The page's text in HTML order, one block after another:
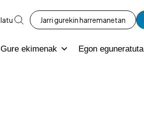
Jarri gurekin harremanetan
Gure ekimenak Egon eguneratuta